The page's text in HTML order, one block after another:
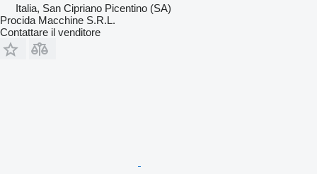
Italia, San Cipriano Picentino (SA)
Procida Macchine S.R.L.
Contattare il venditore